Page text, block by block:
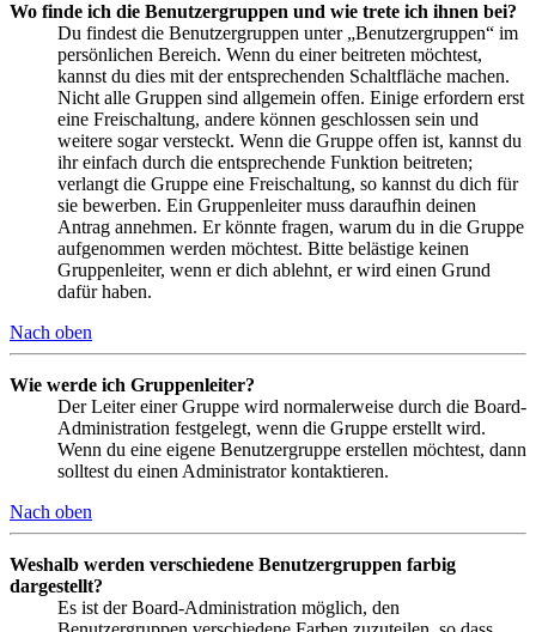
Wo finde ich die Benutzergruppen und wie trete ich ihnen bei?
Du findest die Benutzergruppen unter „Benutzergruppen“ im
persönlichen Bereich. Wenn du einer beitreten möchtest,
kannst du dies mit der entsprechenden Schaltfläche machen.
Nicht alle Gruppen sind allgemein offen. Einige erfordern erst
eine Freischaltung, andere können geschlossen sein und
weitere sogar versteckt. Wenn die Gruppe offen ist, kannst du
ihr einfach durch die entsprechende Funktion beitreten;
verlangt die Gruppe eine Freischaltung, so kannst du dich für
sie bewerben. Ein Gruppenleiter muss daraufhin deinen
Antrag annehmen. Er könnte fragen, warum du in die Gruppe
aufgenommen werden möchtest. Bitte belästige keinen
Gruppenleiter, wenn er dich ablehnt, er wird einen Grund
dafür haben.
Nach oben
Wie werde ich Gruppenleiter?
Der Leiter einer Gruppe wird normalerweise durch die Board-
Administration festgelegt, wenn die Gruppe erstellt wird.
Wenn du eine eigene Benutzergruppe erstellen möchtest, dann
solltest du einen Administrator kontaktieren.
Nach oben
Weshalb werden verschiedene Benutzergruppen farbig
dargestellt?
Es ist der Board-Administration möglich, den